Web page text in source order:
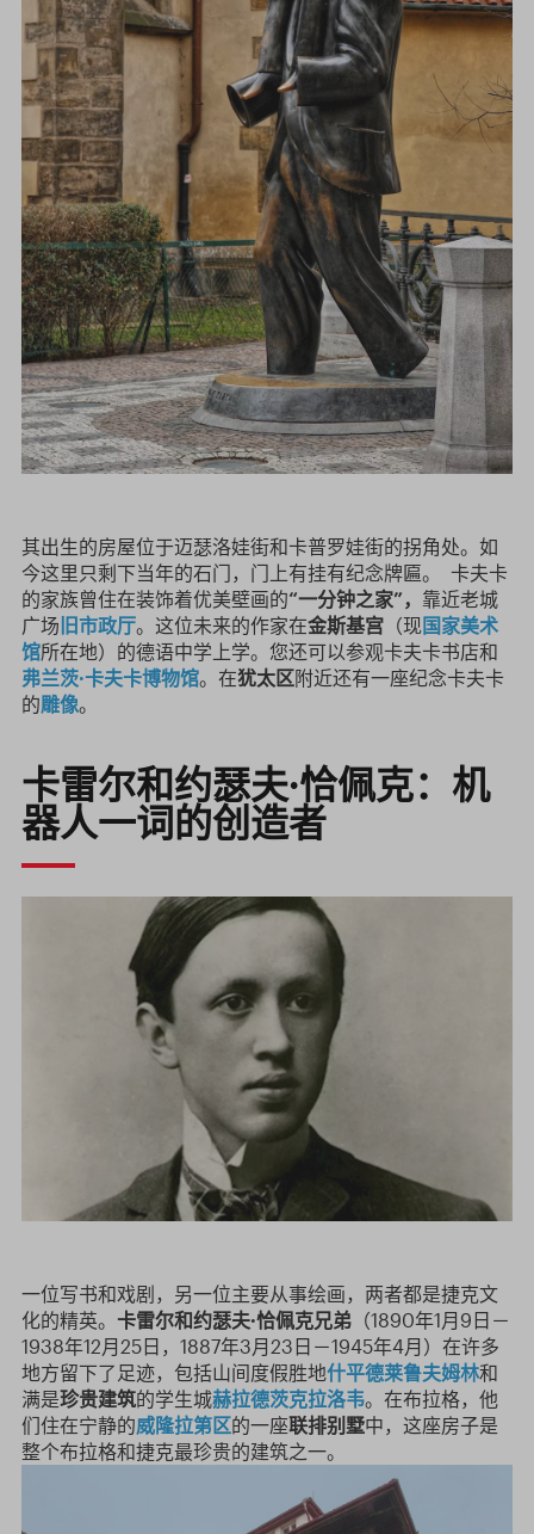
其出生的房屋位于迈瑟洛娃街和卡普罗娃街的拐角处。如
今这里只剩下当年的石门，门上有挂有纪念牌匾。 卡夫卡
的家族曾住在装饰着优美壁画的“一分钟之家”， 靠近老城
广场 旧市政厅。这位未来的作家在金斯基宫 （现国家美术
馆所在地）的德语中学上学。您还可以参观卡夫卡书店和
弗兰茨·卡夫卡博物馆。在犹太区附近还有一座纪念卡夫卡
的雕像。
卡雷尔和约瑟夫·恰佩克：机
器人一词的创造者
一位写书和戏剧，另一位主要从事绘画，两者都是捷克文
化的精英。 卡雷尔和约瑟夫·恰佩克兄弟 （1890年1月9日－
1938年12月25日，1887年3月23日－1945年4月）在许多
地方留下了足迹，包括山间度假胜地什平德莱鲁夫姆林和
满是珍贵建筑的学生城赫拉德茨克拉洛韦。在布拉格，他
们住在宁静的威隆拉第区的一座联排别墅中，这座房子是
整个布拉格和捷克最珍贵的建筑之一。